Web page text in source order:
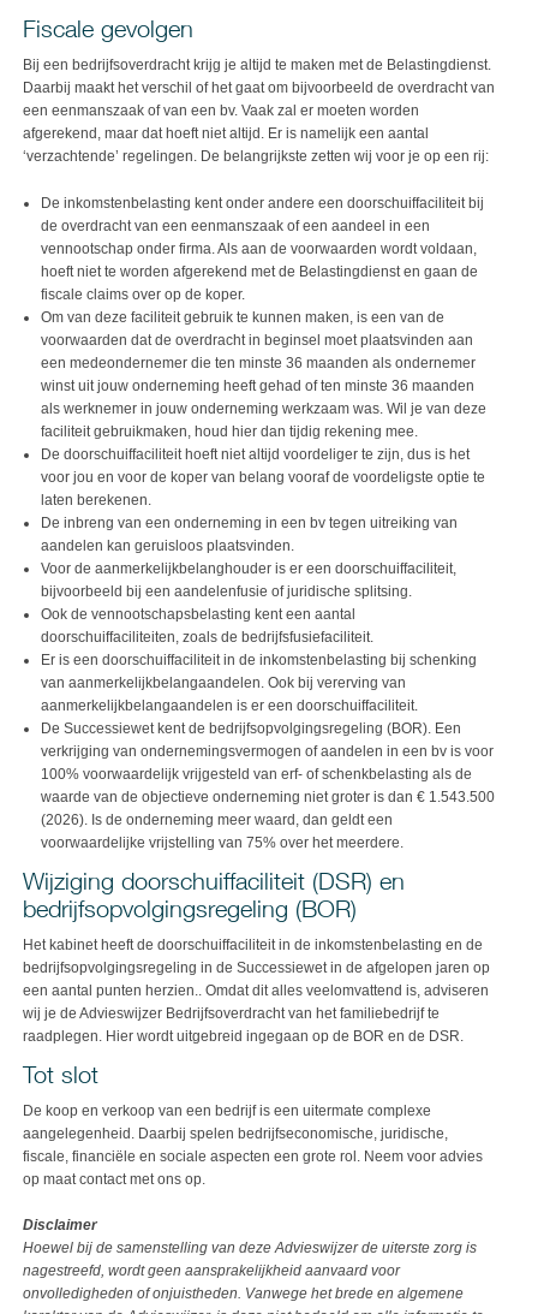
Fiscale gevolgen
Bij een bedrijfsoverdracht krijg je altijd te maken met de Belastingdienst.
Daarbij maakt het verschil of het gaat om bijvoorbeeld de overdracht van
een eenmanszaak of van een bv. Vaak zal er moeten worden
afgerekend, maar dat hoeft niet altijd. Er is namelijk een aantal
‘verzachtende’ regelingen. De belangrijkste zetten wij voor je op een rij:
De inkomstenbelasting kent onder andere een doorschuiffaciliteit bij
de overdracht van een eenmanszaak of een aandeel in een
vennootschap onder firma. Als aan de voorwaarden wordt voldaan,
hoeft niet te worden afgerekend met de Belastingdienst en gaan de
fiscale claims over op de koper.
Om van deze faciliteit gebruik te kunnen maken, is een van de
voorwaarden dat de overdracht in beginsel moet plaatsvinden aan
een medeondernemer die ten minste 36 maanden als ondernemer
winst uit jouw onderneming heeft gehad of ten minste 36 maanden
als werknemer in jouw onderneming werkzaam was. Wil je van deze
faciliteit gebruikmaken, houd hier dan tijdig rekening mee.
De doorschuiffaciliteit hoeft niet altijd voordeliger te zijn, dus is het
voor jou en voor de koper van belang vooraf de voordeligste optie te
laten berekenen.
De inbreng van een onderneming in een bv tegen uitreiking van
aandelen kan geruisloos plaatsvinden.
Voor de aanmerkelijkbelanghouder is er een doorschuiffaciliteit,
bijvoorbeeld bij een aandelenfusie of juridische splitsing.
Ook de vennootschapsbelasting kent een aantal
doorschuiffaciliteiten, zoals de bedrijfsfusiefaciliteit.
Er is een doorschuiffaciliteit in de inkomstenbelasting bij schenking
van aanmerkelijkbelangaandelen. Ook bij vererving van
aanmerkelijkbelangaandelen is er een doorschuiffaciliteit.
De Successiewet kent de bedrijfsopvolgingsregeling (BOR). Een
verkrijging van ondernemingsvermogen of aandelen in een bv is voor
100% voorwaardelijk vrijgesteld van erf- of schenkbelasting als de
waarde van de objectieve onderneming niet groter is dan € 1.543.500
(2026). Is de onderneming meer waard, dan geldt een
voorwaardelijke vrijstelling van 75% over het meerdere.
Wijziging doorschuiffaciliteit (DSR) en
bedrijfsopvolgingsregeling (BOR)
Het kabinet heeft de doorschuiffaciliteit in de inkomstenbelasting en de
bedrijfsopvolgingsregeling in de Successiewet in de afgelopen jaren op
een aantal punten herzien.. Omdat dit alles veelomvattend is, adviseren
wij je de Advieswijzer Bedrijfsoverdracht van het familiebedrijf te
raadplegen. Hier wordt uitgebreid ingegaan op de BOR en de DSR.
Tot slot
De koop en verkoop van een bedrijf is een uitermate complexe
aangelegenheid. Daarbij spelen bedrijfseconomische, juridische,
fiscale, financiële en sociale aspecten een grote rol. Neem voor advies
op maat contact met ons op.
Disclaimer
Hoewel bij de samenstelling van deze Advieswijzer de uiterste zorg is
nagestreefd, wordt geen aansprakelijkheid aanvaard voor
onvolledigheden of onjuistheden. Vanwege het brede en algemene